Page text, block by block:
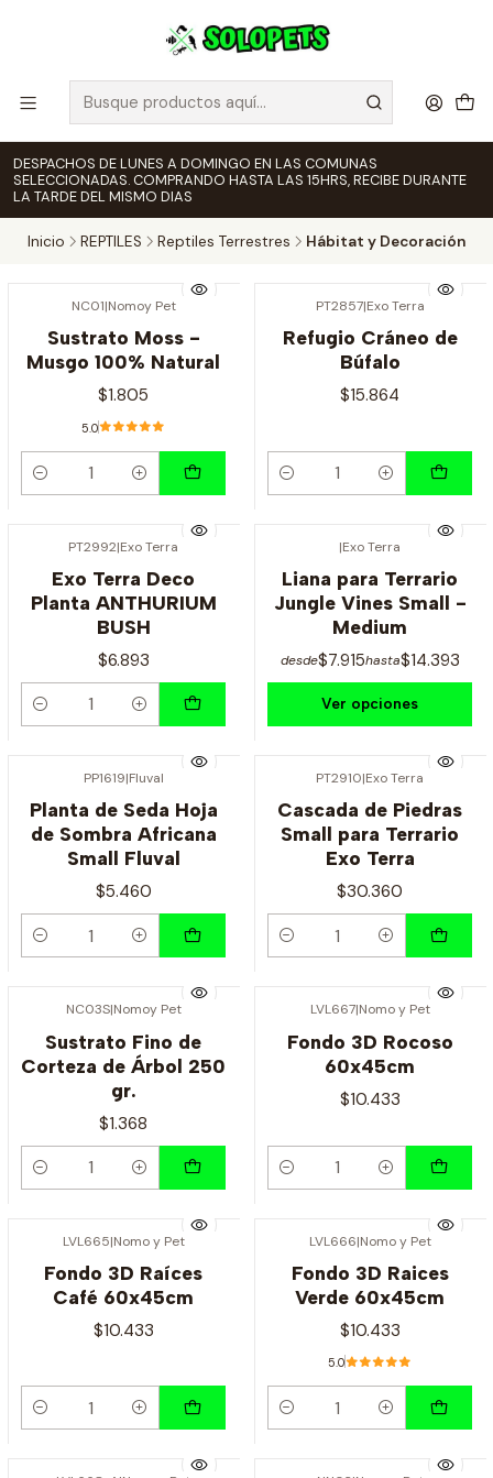
DESPACHOS DE LUNES A DOMINGO EN LAS COMUNAS
SELECCIONADAS. COMPRANDO HASTA LAS 15HRS, RECIBE DURANTE
LA TARDE DEL MISMO DIAS
Inicio REPTILES Reptiles Terrestres Hábitat y Decoración
NC01|Nomoy Pet
Sustrato Moss -
Musgo 100% Natural
$1.805
5.0
Cantidad
PT2857|Exo Terra
Refugio Cráneo de
Búfalo
$15.864
Cantidad
PT2992|Exo Terra
Exo Terra Deco
Planta ANTHURIUM
BUSH
$6.893
Cantidad
|Exo Terra
Liana para Terrario
Jungle Vines Small -
Medium
desde$7.915hasta$14.393
Ver opciones
PP1619|Fluval
Planta de Seda Hoja
de Sombra Africana
Small Fluval
$5.460
Cantidad
PT2910|Exo Terra
Cascada de Piedras
Small para Terrario
Exo Terra
$30.360
Cantidad
NC03S|Nomoy Pet
Sustrato Fino de
Corteza de Árbol 250
gr.
$1.368
Cantidad
LVL667|Nomo y Pet
Fondo 3D Rocoso
60x45cm
$10.433
Cantidad
LVL665|Nomo y Pet
Fondo 3D Raíces
Café 60x45cm
$10.433
Cantidad
LVL666|Nomo y Pet
Fondo 3D Raices
Verde 60x45cm
$10.433
5.0
Cantidad